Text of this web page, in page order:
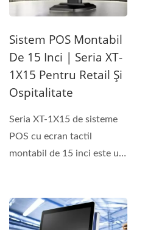
Sistem POS Montabil
De 15 Inci | Seria XT-
1X15 Pentru Retail Și
Ospitalitate
Seria XT-1X15 de sisteme
POS cu ecran tactil
montabil de 15 inci este un